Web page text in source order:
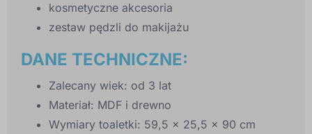
kosmetyczne akcesoria
zestaw pędzli do makijażu
DANE TECHNICZNE:
Zalecany wiek: od 3 lat
Materiał: MDF i drewno
Wymiary toaletki: 59,5 × 25,5 × 90 cm